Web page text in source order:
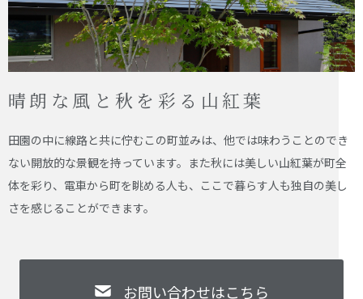
晴朗な風と秋を彩る山紅葉
田園の中に線路と共に佇むこの町並みは、他では味わうことのでき
ない開放的な景観を持っています。また秋には美しい山紅葉が町全
体を彩り、電車から町を眺める人も、ここで暮らす人も独自の美し
さを感じることができます。
お問い合わせはこちら